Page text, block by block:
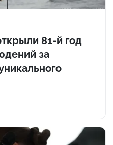
81-й год
за